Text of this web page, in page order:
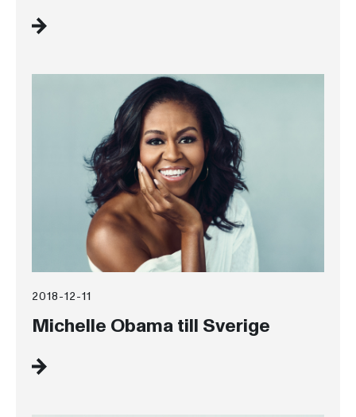
2018-12-11
Michelle Obama till Sverige